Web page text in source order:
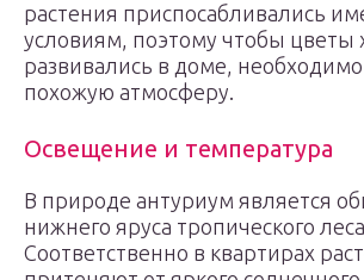
растения приспосабливались
условиям, поэтому чтобы цветы
развивались в доме,
похожую атмосферу.
Освещение и температура
В природе антуриум является
нижнего яруса тропического
Соответственно в квартирах